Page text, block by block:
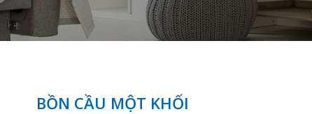
BỒN CẦU MỘT KHỐI